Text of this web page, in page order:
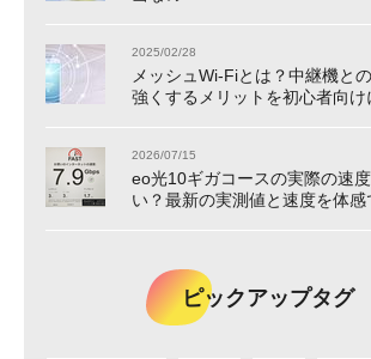
2025/02/28
メッシュWi-Fiとは？中継機と
強くするメリットを初心者向け
2026/07/15
eo光10ギガコースの実際の速
い？最新の実測値と速度を体感
ピックアップタグ